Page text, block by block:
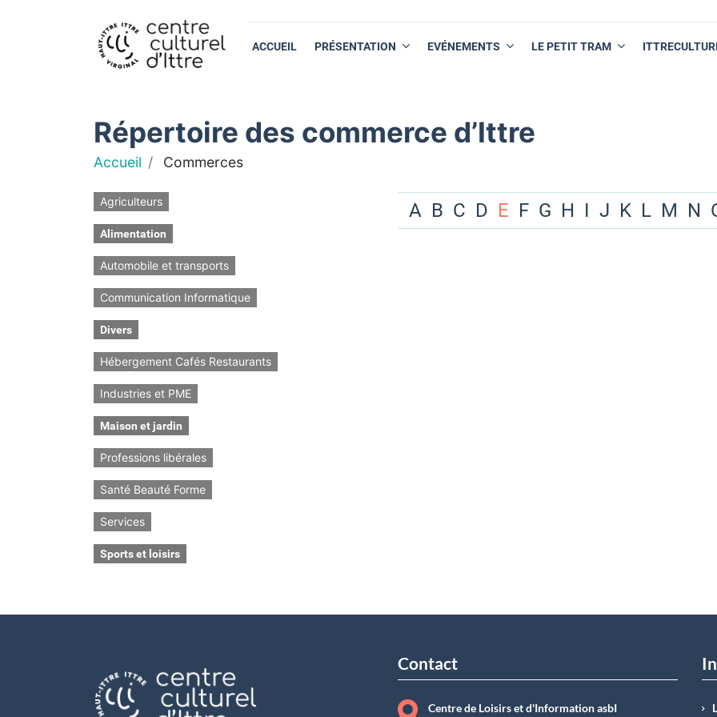
ACCUEIL PRÉSENTATION EVÉNEMENTS LE PETIT TRAM
Répertoire des commerce d’Ittre
Accueil Commerces
Agriculteurs
Alimentation
Automobile et transports
Communication Informatique
Divers
Hébergement Cafés Restaurants
Industries et PME
Maison et jardin
Professions libérales
Santé Beauté Forme
Services
Sports et loisirs
A B C D E F G H I J K L M N
Contact
Centre de Loisirs et d'Information asbI